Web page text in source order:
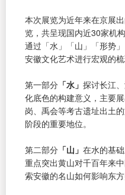
本次展览为近年来在京展
览，共呈现国内近30家机构
通过「水」「山」「形势
安徽文化艺术进行宏观的梳
第一部分 「水」 探讨长江
化底色的构建意义，主要
岗、禹会等考古遗址出土
阶段的重要地位。
第二部分 「山」 在水的基
重点突出黄山对千百年来
索安徽的名山如何影响东方